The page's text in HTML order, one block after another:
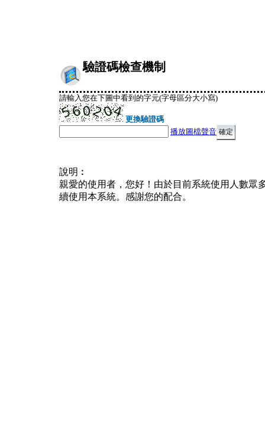
驗證碼檢查機制
請輸入您在下圖中看到的字元(字母區分大小寫)
更換驗證碼
播放圖檔聲音
說明︰
親愛的使用者，您好！由於目前系統使用人數眾
續使用本系統。感謝您的配合。